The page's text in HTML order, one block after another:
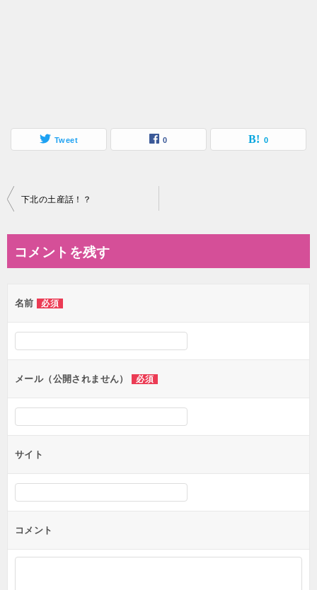
Tweet 0 0
投
ビ
ー
シ
ン
下北の土産話！？
コメントを残す
名前 必須
メール（公開されません） 必須
サイト
コメント